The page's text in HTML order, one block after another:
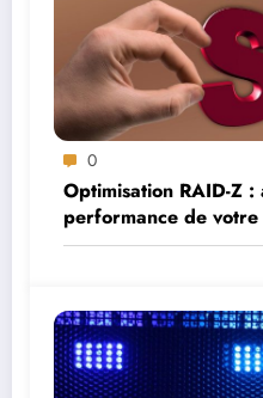
0
Optimisation RAID-Z
performance de